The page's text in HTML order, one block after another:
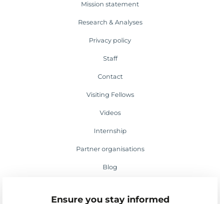
Ensure you stay informed
Mission statement
Research & Analyses
Privacy policy
Staff
Contact
Visiting Fellows
Videos
Internship
Partner organisations
Blog